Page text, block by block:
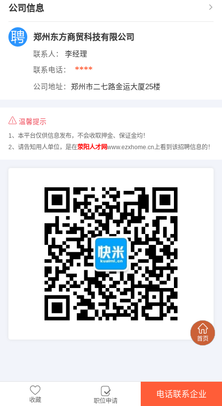
公司信息
郑州东方商贸科技有限公司
联系人： 李经理
联系电话： ****
公司地址： 郑州市二七路金运大厦25楼
温馨提示
1、本平台仅供信息发布，不会收取押金、保证金均！
2、请告知用人单位，是在荥阳人才网www.ezxhome.cn上看到该招聘信息的！
收藏 职位申请
电话联系企业